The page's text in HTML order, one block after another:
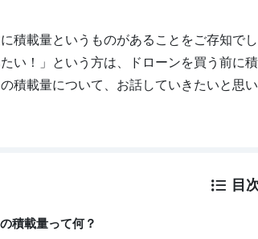
積載量というものがあることをご存知で
い！」という方は、ドローンを買う前に
積載量について、お話していきたいと思い
目
積載量って何？